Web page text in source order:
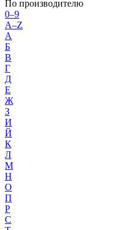
По производителю
0–9
A–Z
А
Б
В
Г
Д
Е
Ж
З
И
Й
К
Л
М
Н
О
П
Р
С